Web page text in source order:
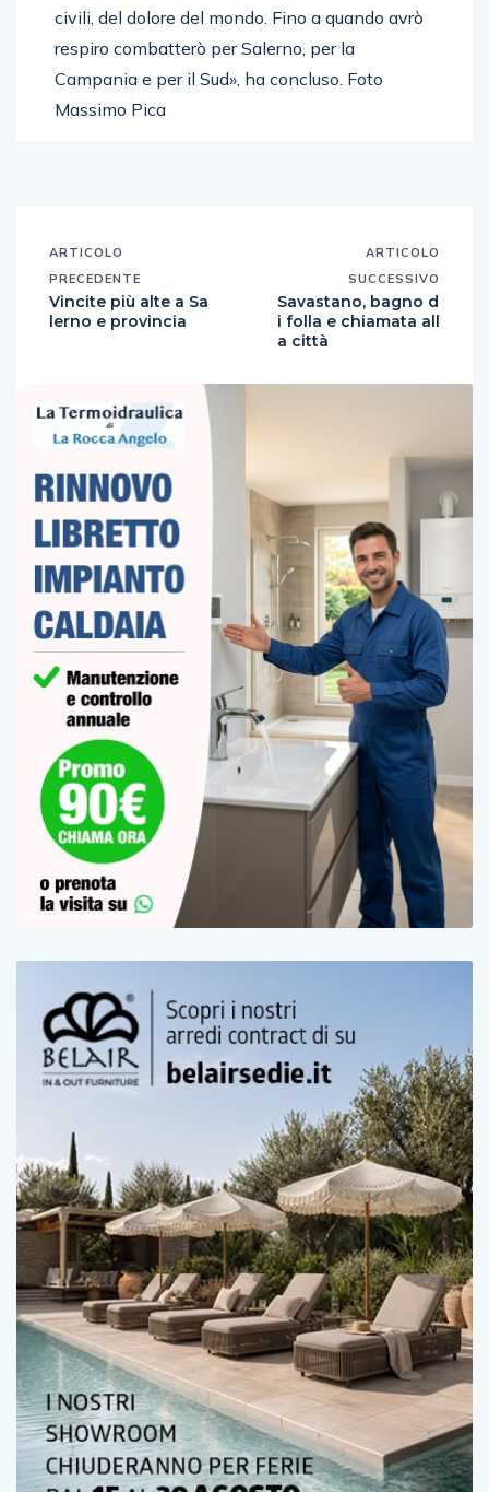
civili, del dolore del mondo. Fino a quando avrò
respiro combatterò per Salerno, per la
Campania e per il Sud», ha concluso. Foto
Massimo Pica
ARTICOLO
PRECEDENTE
Vincite più alte a Sa
lerno e provincia
ARTICOLO
SUCCESSIVO
Savastano, bagno d
i folla e chiamata all
a città